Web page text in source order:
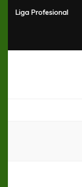
Liga Profesional